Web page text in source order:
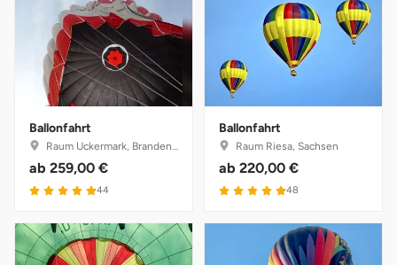
Ballonfahrt
Raum Uckermark, Brandenburg
ab 259,00 €
4.9 von 5
44
Ballonfahrt
Raum Riesa, Sachsen
ab 220,00 €
4.9 von 5
48